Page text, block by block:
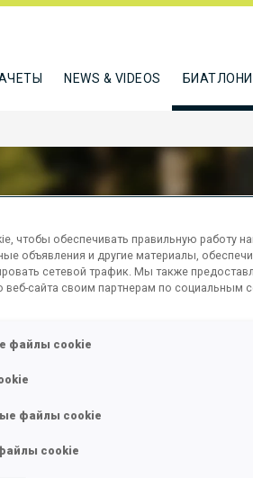
NEWS & VIDEOS
чтобы обеспечивать правильную работу
объявления и другие материалы,
сетевой трафик. Мы также
сайта своим партнерам по социальным
файлы cookie
файлы cookie
cookie